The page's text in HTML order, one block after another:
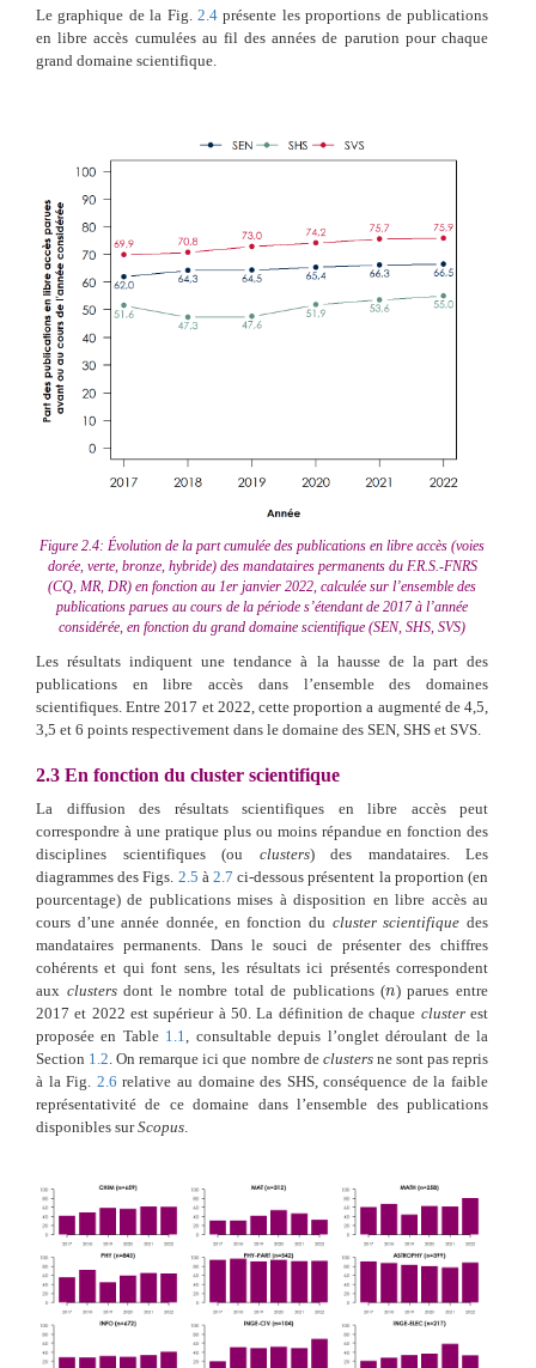
Le graphique de la Fig. 2.4 présente les proportions de publications
en libre accès cumulées au fil des années de parution pour chaque
grand domaine scientifique.
Figure 2.4: Évolution de la part cumulée des publications en libre accès (voies
dorée, verte, bronze, hybride) des mandataires permanents du F.R.S.-FNRS
(CQ, MR, DR) en fonction au 1er janvier 2022, calculée sur l’ensemble des
publications parues au cours de la période s’étendant de 2017 à l’année
considérée, en fonction du grand domaine scientifique (SEN, SHS, SVS)
Les résultats indiquent une tendance à la hausse de la part des
publications en libre accès dans l’ensemble des domaines
scientifiques. Entre 2017 et 2022, cette proportion a augmenté de 4,5,
3,5 et 6 points respectivement dans le domaine des SEN, SHS et SVS.
2.3 En fonction du cluster scientifique
La diffusion des résultats scientifiques en libre accès peut
correspondre à une pratique plus ou moins répandue en fonction des
disciplines scientifiques (ou clusters) des mandataires. Les
diagrammes des Figs. 2.5 à2.7 ci-dessous présentent la proportion (en
pourcentage) de publications mises à disposition en libre accès au
cours d’une année donnée, en fonction du cluster scientifique des
mandataires permanents. Dans le souci de présenter des chiffres
cohérents et qui font sens, les résultats ici présentés correspondent
aux clustersdont le nombre total de publications (n
n) parues entre
2017 et 2022 est supérieur à 50. La définition de chaque clusterest
proposée en Table 1.1, consultable depuis l’onglet déroulant de la
Section 1.2. On remarque ici que nombre de clustersne sont pas repris
à la Fig. 2.6 relative au domaine des SHS, conséquence de la faible
représentativité de ce domaine dans l’ensemble des publications
disponibles surScopus.